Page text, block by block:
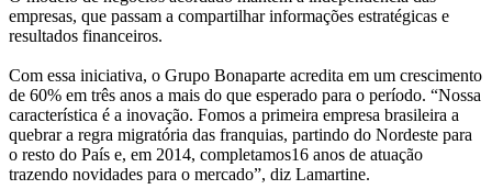
empresas, que passam a compartilhar informações estratégicas e
resultados financeiros.
Com essa iniciativa, o Grupo Bonaparte acredita em um crescimento
de 60% em três anos a mais do que esperado para o período. “Nossa
característica é a inovação. Fomos a primeira empresa brasileira a
quebrar a regra migratória das franquias, partindo do Nordeste para
o resto do País e, em 2014, completamos16 anos de atuação
trazendo novidades para o mercado”, diz Lamartine.